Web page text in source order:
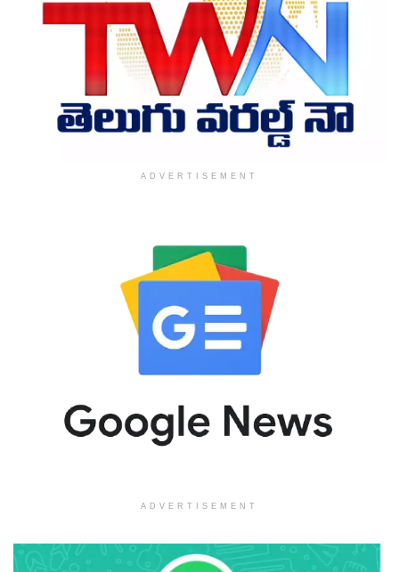
ADVERTISEMENT
ADVERTISEMENT